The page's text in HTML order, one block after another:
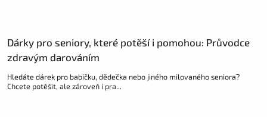
Dárky pro seniory, které potěší i pomohou: Průvodce
zdravým darováním
Hledáte dárek pro babičku, dědečka nebo jiného milovaného seniora?
Chcete potěšit, ale zároveň i pra...